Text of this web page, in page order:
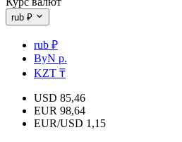
rub ₽
rub ₽
ByN р.
KZT ₸
USD 85,46
EUR 98,64
EUR/USD 1,15